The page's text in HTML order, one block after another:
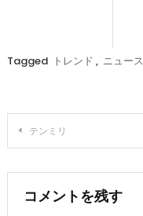
Tagged トレンド , ニュース
投
稿
ナ
テンミリ
コメントを残す